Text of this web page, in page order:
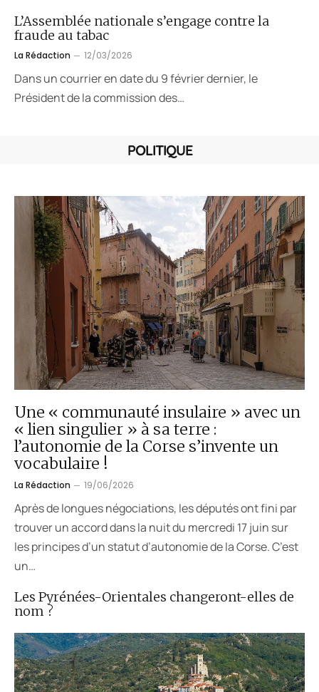
L’Assemblée nationale s’engage contre la
fraude au tabac
La Rédaction 12/03/2026
Dans un courrier en date du 9 février dernier, le
Président de la commission des…
POLITIQUE
Les Pyrénées-Orientales changeront-elles de
nom ?
Une « communauté insulaire » avec un
« lien singulier » à sa terre :
l’autonomie de la Corse s’invente un
vocabulaire !
La Rédaction 19/06/2026
Après de longues négociations, les députés ont fini par
trouver un accord dans la nuit du mercredi 17 juin sur
les principes d’un statut d’autonomie de la Corse. C’est
un…